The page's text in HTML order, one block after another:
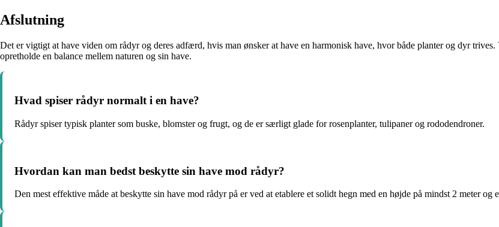
Afslutning
Det er vigtigt at have viden om rådyr og deres adfærd, hvis man ønsker at have en harmonisk have, hvor både planter og dyr trives.
opretholde en balance mellem naturen og sin have.
Hvad spiser rådyr normalt i en have?
Rådyr spiser typisk planter som buske, blomster og frugt, og de er særligt glade for rosenplanter, tulipaner og rododendroner.
Hvordan kan man bedst beskytte sin have mod rådyr?
Den mest effektive måde at beskytte sin have mod rådyr på er ved at etablere et solidt hegn med en højde på mindst 2 meter og